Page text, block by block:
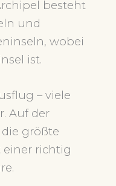
besteht
und
wobei
ist.
– viele
Auf der
größte
einer richtig